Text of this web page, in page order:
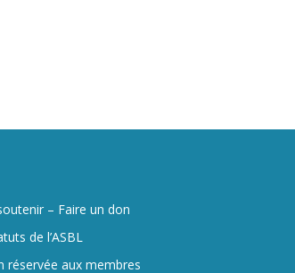
– Faire un don
de l’ASBL
réservée aux membres